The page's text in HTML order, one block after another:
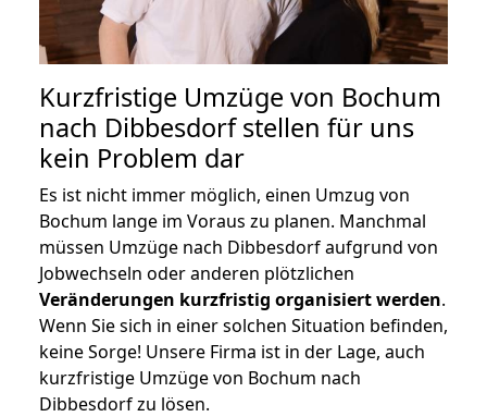
Kurzfristige Umzüge von Bochum
nach Dibbesdorf stellen für uns
kein Problem dar
Es ist nicht immer möglich, einen Umzug von
Bochum lange im Voraus zu planen. Manchmal
müssen Umzüge nach Dibbesdorf aufgrund von
Jobwechseln oder anderen plötzlichen
Veränderungen kurzfristig organisiert werden.
Wenn Sie sich in einer solchen Situation befinden,
keine Sorge! Unsere Firma ist in der Lage, auch
kurzfristige Umzüge von Bochum nach
Dibbesdorf zu lösen.